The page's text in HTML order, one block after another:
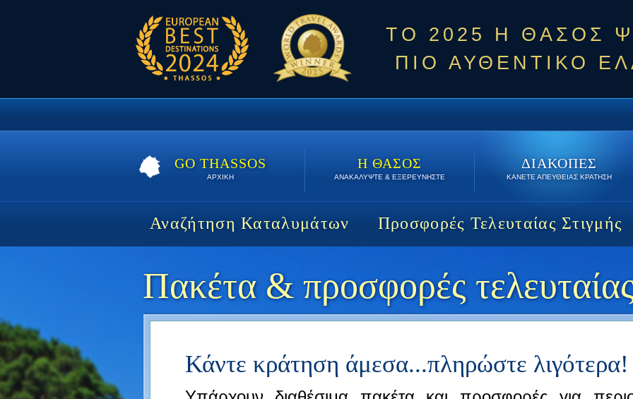
ΤΟ 2025 Η ΘΑΣΟΣ
ΠΙΟ ΑΥΘΕΝΤΙΚΟ
GO THASSOS
ΑΡΧΙΚΗ
Η ΘΑΣΟΣ
ΑΝΑΚΑΛΥΨΤΕ & ΕΞΕΡΕΥΝΗΣΤΕ
ΔΙΑΚΟΠΕΣ
ΚΑΝΕΤΕ ΑΠΕΥΘΕΙΑΣ ΚΡΑΤΗΣΗ
Αναζήτηση Καταλυμάτων Προσφορές Τελευταίας Στιγμής
Πακέτα & προσφορές
Κάντε κράτηση άμεσα...πληρώστε λιγότερα!